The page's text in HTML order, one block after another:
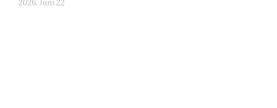
2026. Juni 22